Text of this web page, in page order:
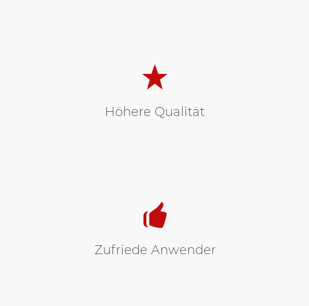
Höhere Qualität
Zufriede Anwender